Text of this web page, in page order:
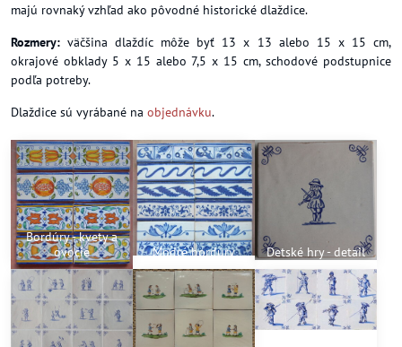
majú rovnaký vzhľad ako pôvodné historické dlaždice.
Rozmery: väčšina dlaždíc môže byť 13 x 13 alebo 15 x 15 cm,
okrajové obklady 5 x 15 alebo 7,5 x 15 cm, schodové podstupnice
podľa potreby.
Dlaždice sú vyrábané na objednávku.
Bordúry - kvety a
ovocie
Modré bordúry Detské hry - detail